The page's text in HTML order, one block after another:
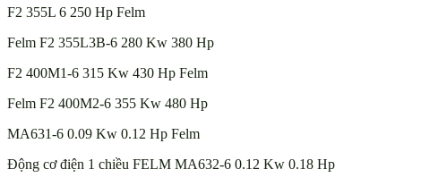
F2 355L 6 250 Hp Felm
Felm F2 355L3B-6 280 Kw 380 Hp
F2 400M1-6 315 Kw 430 Hp Felm
Felm F2 400M2-6 355 Kw 480 Hp
MA631-6 0.09 Kw 0.12 Hp Felm
Động cơ điện 1 chiều FELM MA632-6 0.12 Kw 0.18 Hp